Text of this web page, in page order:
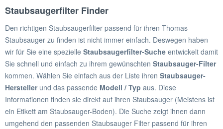
Staubsaugerfilter Finder
Den richtigen Staubsaugerfilter passend für ihren Thomas
Staubsauger zu finden ist nicht immer einfach. Deswegen haben
wir für Sie eine spezielle Staubsaugerfilter-Suche entwickelt damit
Sie schnell und einfach zu ihrem gewünschten Staubsauger-Filter
kommen. Wählen Sie einfach aus der Liste ihren Staubsauger-
Herstellerund das passende Modell / Typ aus. Diese
Informationen finden sie direkt auf ihren Staubsauger (Meistens ist
ein Etikett am Staubsauger-Boden). Die Suche zeigt ihnen dann
umgehend den passenden Staubsauger Filter passend für ihren